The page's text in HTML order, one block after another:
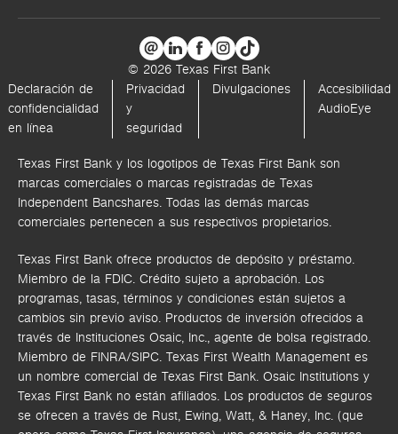
© 2026 Texas First Bank
Declaración de
confidencialidad
en línea
Privacidad
y
seguridad
Divulgaciones
Accesibilidad
AudioEye
Texas First Bank y los logotipos de Texas First Bank son
marcas comerciales o marcas registradas de Texas
Independent Bancshares. Todas las demás marcas
comerciales pertenecen a sus respectivos propietarios.
Texas First Bank ofrece productos de depósito y préstamo.
Miembro de la FDIC. Crédito sujeto a aprobación. Los
programas, tasas, términos y condiciones están sujetos a
cambios sin previo aviso. Productos de inversión ofrecidos a
través de Instituciones Osaic, Inc., agente de bolsa registrado.
Miembro de FINRA/SIPC. Texas First Wealth Management es
un nombre comercial de Texas First Bank. Osaic Institutions y
Texas First Bank no están afiliados. Los productos de seguros
se ofrecen a través de Rust, Ewing, Watt, & Haney, Inc. (que